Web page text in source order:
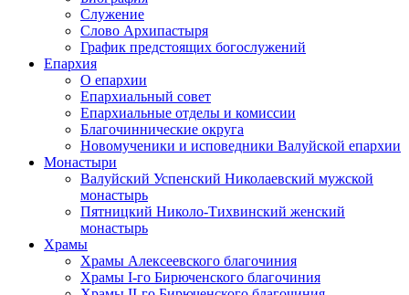
Служение
Слово Архипастыря
График предстоящих богослужений
Епархия
О епархии
Епархиальный совет
Епархиальные отделы и комиссии
Благочиннические округа
Новомученики и исповедники Валуйской епархии
Монастыри
Валуйский Успенский Николаевский мужской
монастырь
Пятницкий Николо-Тихвинский женский
монастырь
Храмы
Храмы Алексеевского благочиния
Храмы I-го Бирюченского благочиния